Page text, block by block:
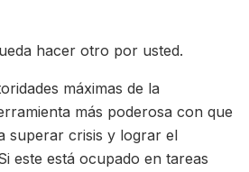
hacer otro por usted.
máximas de la
más poderosa con que
superar crisis y lograr el
este está ocupado en tareas